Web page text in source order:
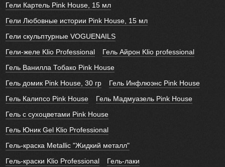
Гели Картель Pink House, 15 мл
Гели Любовные истории Pink House, 15 мл
Гели скульптурные VOGUENAILS
Гели-желе Klio Professional
Гель Айрон Klio professional
Гель Ванилла Тобако Pink House
Гель домик Pink House, 30 гр
Гель Инфлюэнс Pink House
Гель Калипсо Pink House
Гель Мадмуазель Pink House
Гель с сухоцветами Pink House
Гель Юник Gel Klio Professional
Гель-краска Metallic "Жидкий металл"
Гель-краски Klio Professional
Гель-лаки